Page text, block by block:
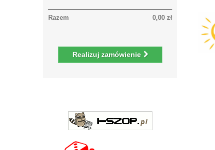
0,00 zł
Razem
Realizuj zamówienie